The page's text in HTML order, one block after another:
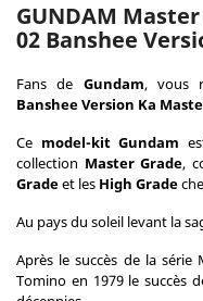
GUNDAM
02 Banshee
Fans de Gundam, vous
Banshee Version Ka
Ce model-kit Gundam
collection Master Grade,
Gradeet les High Grade
Au pays du soleil levant la
Après le succès de la série
Tomino en 1979 le succès